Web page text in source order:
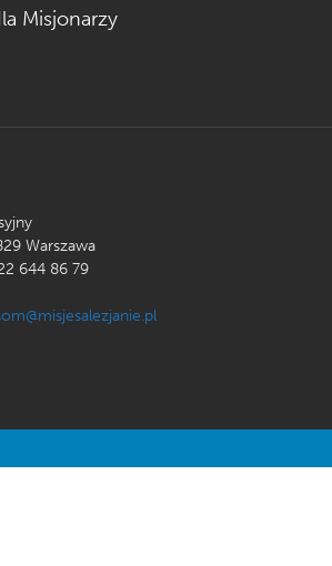
Misjonarzy
Warszawa
644 86 79